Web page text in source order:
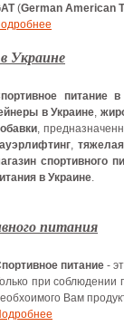
(German American
Украине
питание в
в Украине,
,
,
спортивного
в Украине.
питания
питание -
при соблюдении
Вам